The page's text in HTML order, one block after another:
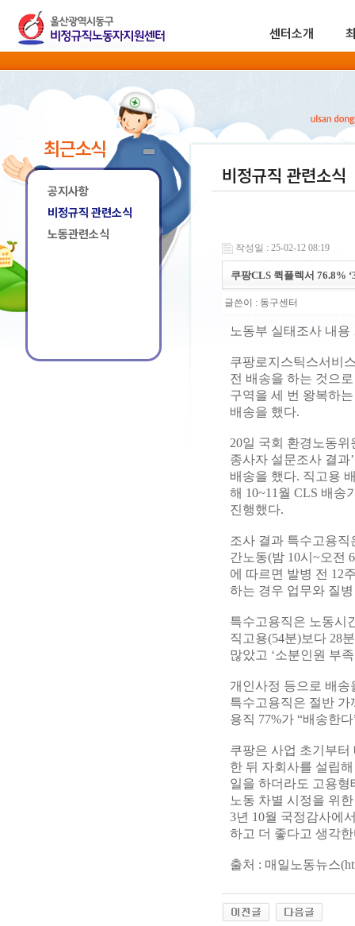
센터소개
최근소식
공지사항
비정규직 관련소식
노동관련소식
비정규직 관련소식
작성일 : 25-02-12 08:19
쿠팡CLS 퀵플렉서 76.8%
글쓴이 : 동구센터
노동부 실태조사 내
쿠팡로지스틱스서비
전 배송을 하는 것으
구역을 세 번 왕복하
배송을 했다.
20일 국회 환경노동
종사자 설문조사 결과
배송을 했다. 직고용
해 10~11월 CLS 배송
진행했다.
조사 결과 특수고용직
간노동(밤 10시~오전
에 따르면 발병 전 12
하는 경우 업무와 질
특수고용직은 노동시
직고용(54분)보다 28
많았고 ‘소분인원 부
개인사정 등으로 배송
특수고용직은 절반 가
용직 77%가 “배송한
쿠팡은 사업 초기부
한 뒤 자회사를 설립
일을 하더라도 고용
노동 차별 시정을 위
3년 10월 국정감사에
하고 더 좋다고 생각
출처 : 매일노동뉴스(